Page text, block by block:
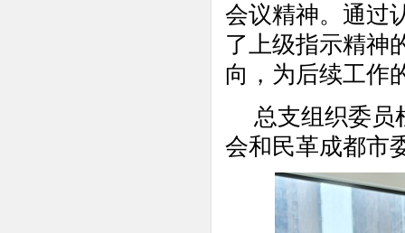
会议精神。通过
了上级指示精神
向，为后续工作
总支组织委员
会和民革成都市